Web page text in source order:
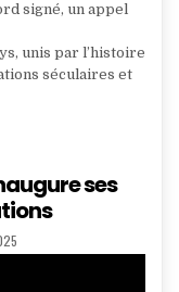
signé, un appel
unis par l’histoire
séculaires et
ses